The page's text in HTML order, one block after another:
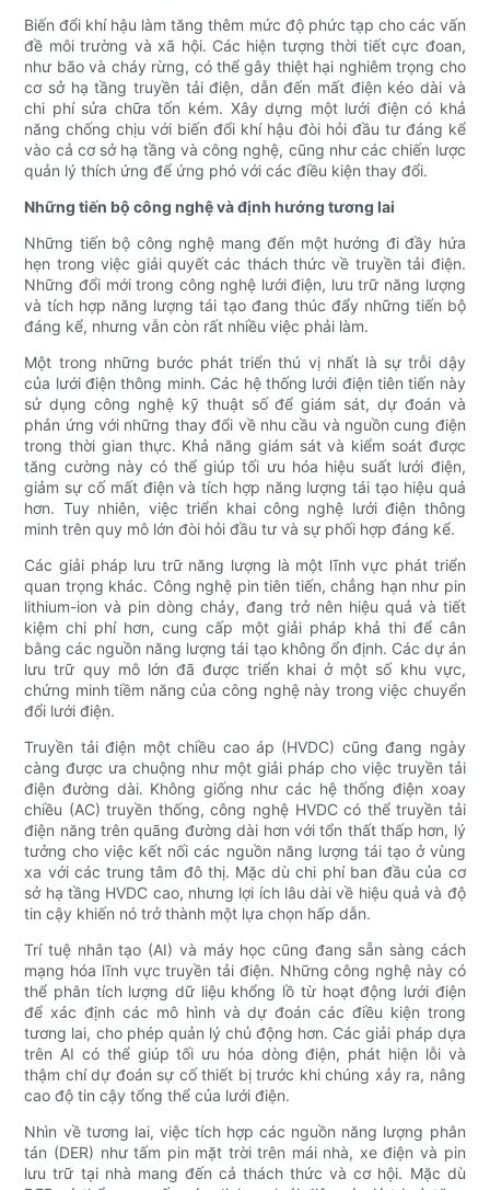
Biến đổi khí hậu làm tăng thêm mức độ phức tạp cho các vấn
đề môi trường và xã hội. Các hiện tượng thời tiết cực đoan,
như bão và cháy rừng, có thể gây thiệt hại nghiêm trọng cho
cơ sở hạ tầng truyền tải điện, dẫn đến mất điện kéo dài và
chi phí sửa chữa tốn kém. Xây dựng một lưới điện có khả
năng chống chịu với biến đổi khí hậu đòi hỏi đầu tư đáng kể
vào cả cơ sở hạ tầng và công nghệ, cũng như các chiến lược
quản lý thích ứng để ứng phó với các điều kiện thay đổi.
Những tiến bộ công nghệ và định hướng tương lai
Những tiến bộ công nghệ mang đến một hướng đi đầy hứa
hẹn trong việc giải quyết các thách thức về truyền tải điện.
Những đổi mới trong công nghệ lưới điện, lưu trữ năng lượng
và tích hợp năng lượng tái tạo đang thúc đẩy những tiến bộ
đáng kể, nhưng vẫn còn rất nhiều việc phải làm.
Một trong những bước phát triển thú vị nhất là sự trỗi dậy
của lưới điện thông minh. Các hệ thống lưới điện tiên tiến này
sử dụng công nghệ kỹ thuật số để giám sát, dự đoán và
phản ứng với những thay đổi về nhu cầu và nguồn cung điện
trong thời gian thực. Khả năng giám sát và kiểm soát được
tăng cường này có thể giúp tối ưu hóa hiệu suất lưới điện,
giảm sự cố mất điện và tích hợp năng lượng tái tạo hiệu quả
hơn. Tuy nhiên, việc triển khai công nghệ lưới điện thông
minh trên quy mô lớn đòi hỏi đầu tư và sự phối hợp đáng kể.
Các giải pháp lưu trữ năng lượng là một lĩnh vực phát triển
quan trọng khác. Công nghệ pin tiên tiến, chẳng hạn như pin
lithium-ion và pin dòng chảy, đang trở nên hiệu quả và tiết
kiệm chi phí hơn, cung cấp một giải pháp khả thi để cân
bằng các nguồn năng lượng tái tạo không ổn định. Các dự án
lưu trữ quy mô lớn đã được triển khai ở một số khu vực,
chứng minh tiềm năng của công nghệ này trong việc chuyển
đổi lưới điện.
Truyền tải điện một chiều cao áp (HVDC) cũng đang ngày
càng được ưa chuộng như một giải pháp cho việc truyền tải
điện đường dài. Không giống như các hệ thống điện xoay
chiều (AC) truyền thống, công nghệ HVDC có thể truyền tải
điện năng trên quãng đường dài hơn với tổn thất thấp hơn, lý
tưởng cho việc kết nối các nguồn năng lượng tái tạo ở vùng
xa với các trung tâm đô thị. Mặc dù chi phí ban đầu của cơ
sở hạ tầng HVDC cao, nhưng lợi ích lâu dài về hiệu quả và độ
tin cậy khiến nó trở thành một lựa chọn hấp dẫn.
Trí tuệ nhân tạo (AI) và máy học cũng đang sẵn sàng cách
mạng hóa lĩnh vực truyền tải điện. Những công nghệ này có
thể phân tích lượng dữ liệu khổng lồ từ hoạt động lưới điện
để xác định các mô hình và dự đoán các điều kiện trong
tương lai, cho phép quản lý chủ động hơn. Các giải pháp dựa
trên AI có thể giúp tối ưu hóa dòng điện, phát hiện lỗi và
thậm chí dự đoán sự cố thiết bị trước khi chúng xảy ra, nâng
cao độ tin cậy tổng thể của lưới điện.
Nhìn về tương lai, việc tích hợp các nguồn năng lượng phân
tán (DER) như tấm pin mặt trời trên mái nhà, xe điện và pin
lưu trữ tại nhà mang đến cả thách thức và cơ hội. Mặc dù